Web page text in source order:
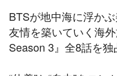
BTSが地中海に浮か
友情を築いていく海
Season 3』全8話を独